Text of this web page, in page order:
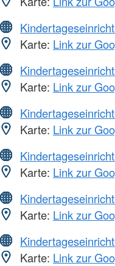
Karte: Link zur
Karte: Link zur
Karte: Link zur
Karte: Link zur
Karte: Link zur
Karte: Link zur